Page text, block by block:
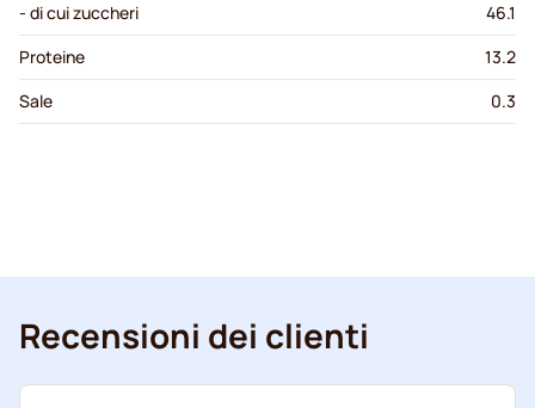
- di cui zuccheri
46.1
Proteine
13.2
Sale
0.3
Recensioni dei clienti